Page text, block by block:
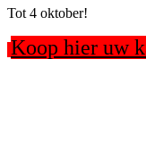
Tot 4 oktober!
Koop hier uw